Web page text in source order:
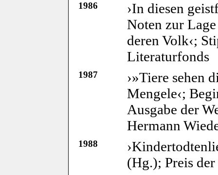
1986
›In diesen
Noten zur
deren Volk‹;
Literaturfonds
1987
›»Tiere sehen
Mengele‹;
Ausgabe der
Hermann
1988
(Hg.); Preis